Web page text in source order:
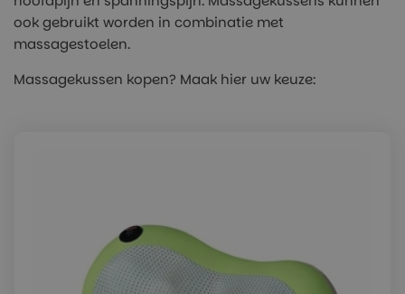
ook gebruikt worden in combinatie met
massagestoelen.
Massagekussen kopen? Maak hier uw keuze: